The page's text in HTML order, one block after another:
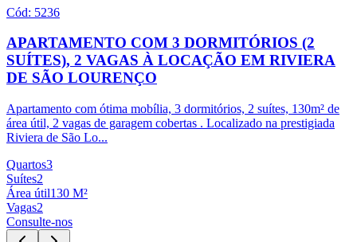
Cód: 5236
APARTAMENTO COM 3 DORMITÓRIOS (2
SUÍTES), 2 VAGAS À LOCAÇÃO EM RIVIERA
DE SÃO LOURENÇO
Apartamento com ótima mobília, 3 dormitórios, 2 suítes, 130m² de
área útil, 2 vagas de garagem cobertas . Localizado na prestigiada
Riviera de São Lo...
Quartos3
Suítes2
Área útil130 M²
Vagas2
Consulte-nos